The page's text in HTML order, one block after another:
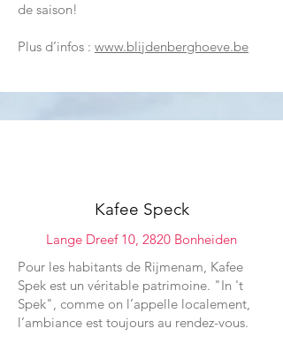
de saison!
Plus d’infos : www.blijdenberghoeve.be
Kafee Speck
Lange Dreef 10, 2820 Bonheiden
Pour les habitants de Rijmenam, Kafee
Spek est un véritable patrimoine. "In 't
Spek", comme on l’appelle localement,
l’ambiance est toujours au rendez-vous.